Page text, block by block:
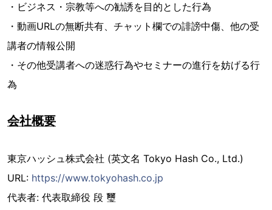
・ビジネス・宗教等への勧誘を目的とした行為
・動画URLの無断共有、チャット欄での誹謗中傷、他の受
講者の情報公開
・その他受講者への迷惑行為やセミナーの進行を妨げる行
為
会社概要
東京ハッシュ株式会社 (英文名 Tokyo Hash Co., Ltd.)
URL: https://www.tokyohash.co.jp
代表者: 代表取締役 段 璽